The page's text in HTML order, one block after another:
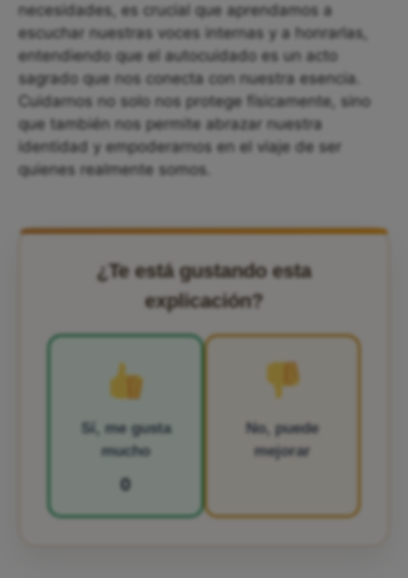
necesidades, es crucial que aprendamos a
escuchar nuestras voces internas y a honrarlas,
entendiendo que el autocuidado es un acto
sagrado que nos conecta con nuestra esencia.
Cuidarnos no solo nos protege físicamente, sino
que también nos permite abrazar nuestra
identidad y empoderarnos en el viaje de ser
quienes realmente somos.
¿Te está gustando esta
explicación?
Sí, me gusta
mucho
0
No, puede
mejorar